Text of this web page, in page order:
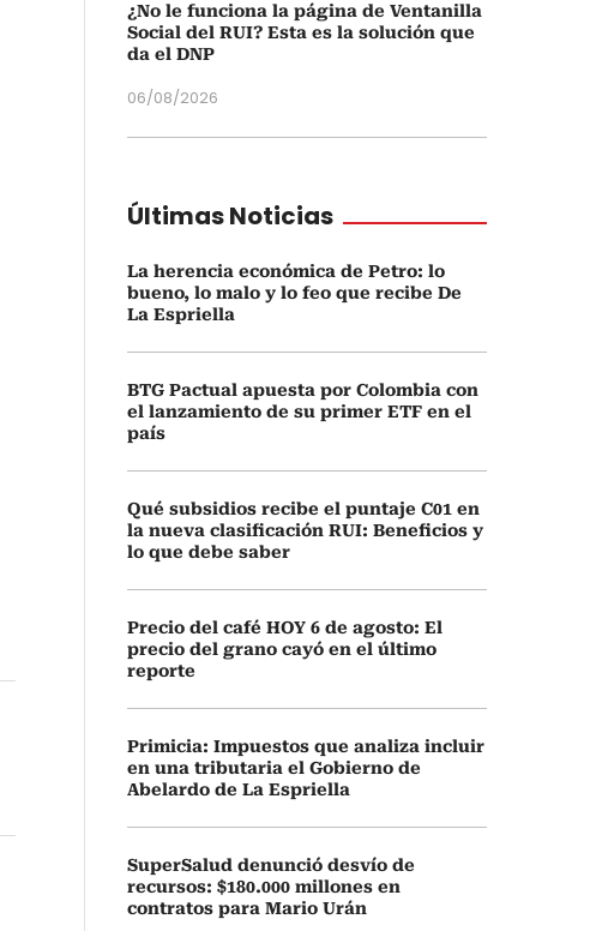
¿No le funciona la página de Ventanilla
Social del RUI? Esta es la solución que
da el DNP
06/08/2026
Últimas Noticias
La herencia económica de Petro: lo
bueno, lo malo y lo feo que recibe De
La Espriella
BTG Pactual apuesta por Colombia con
el lanzamiento de su primer ETF en el
país
Qué subsidios recibe el puntaje C01 en
la nueva clasificación RUI: Beneficios y
lo que debe saber
Precio del café HOY 6 de agosto: El
precio del grano cayó en el último
reporte
Primicia: Impuestos que analiza incluir
en una tributaria el Gobierno de
Abelardo de La Espriella
SuperSalud denunció desvío de
recursos: $180.000 millones en
contratos para Mario Urán